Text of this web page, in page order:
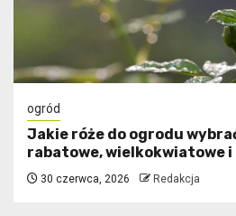
ogród
Jakie róże do ogrodu
rabatowe, wielkokwiatowe i
30 czerwca, 2026 Redakcja